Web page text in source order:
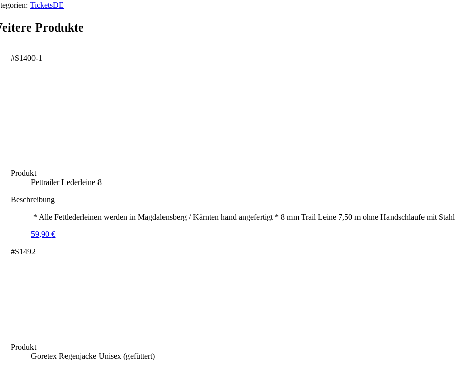
TicketsDE
Produkte
#S1400-1
Produkt
Pettrailer Lederleine 8
Beschreibung
* Alle Fettlederleinen werden in Magdalensberg / Kärnten hand angefertigt * 8 mm Trail Leine 7,50 m ohne Handschlaufe mit
59,90€
#S1492
Produkt
Goretex Regenjacke Unisex (gefüttert)